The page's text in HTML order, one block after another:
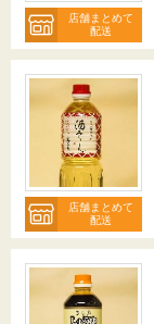
店舗まとめて
配送
店舗まとめて
配送